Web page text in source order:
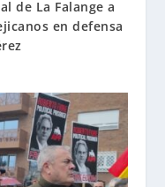
de La Falange a
en defensa